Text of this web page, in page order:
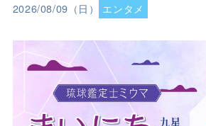
2026/08/09（日） エンタメ